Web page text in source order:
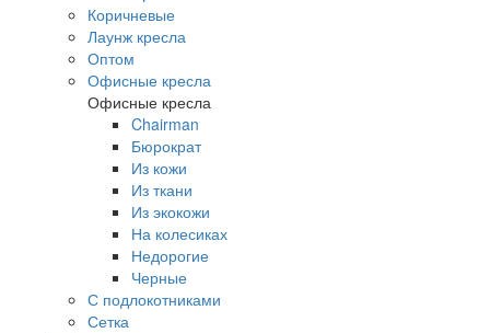
Коричневые
Лаунж кресла
Оптом
Офисные кресла
Офисные кресла
Chairman
Бюрократ
Из кожи
Из ткани
Из экокожи
На колесиках
Недорогие
Черные
С подлокотниками
Сетка